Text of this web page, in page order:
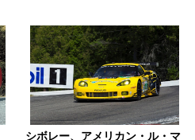
シボレー、アメリカン・ル・マ